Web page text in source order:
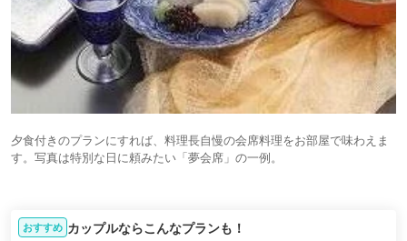
夕食付きのプランにすれば、料理長自慢の会席料理をお部屋で味わえま
す。写真は特別な日に頼みたい「夢会席」の一例。
おすすめ カップルならこんなプランも！